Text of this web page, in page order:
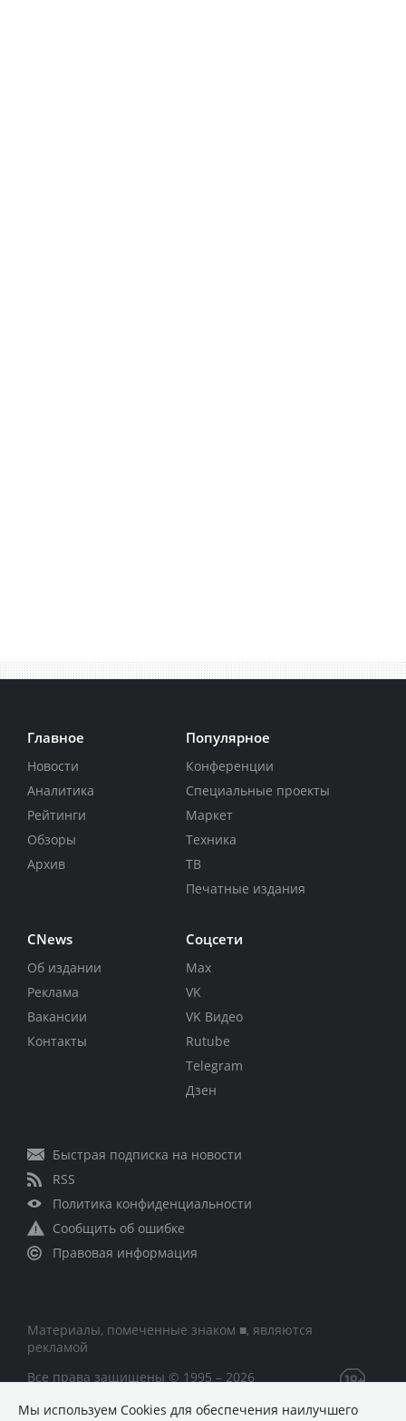
Главное
Новости
Аналитика
Рейтинги
Обзоры
Архив
Популярное
Конференции
Специальные проекты
Маркет
Техника
ТВ
Печатные издания
CNews
Об издании
Реклама
Вакансии
Контакты
Соцсети
Max
VK
VK Видео
Rutube
Telegram
Дзен
Быстрая подписка на новости
RSS
Политика конфиденциальности
Сообщить об ошибке
Правовая информация
Материалы, помеченные знаком ■, являются
рекламой
Все права защищены © 1995 – 2026
Мы используем Сookies для обеспечения наилучшего